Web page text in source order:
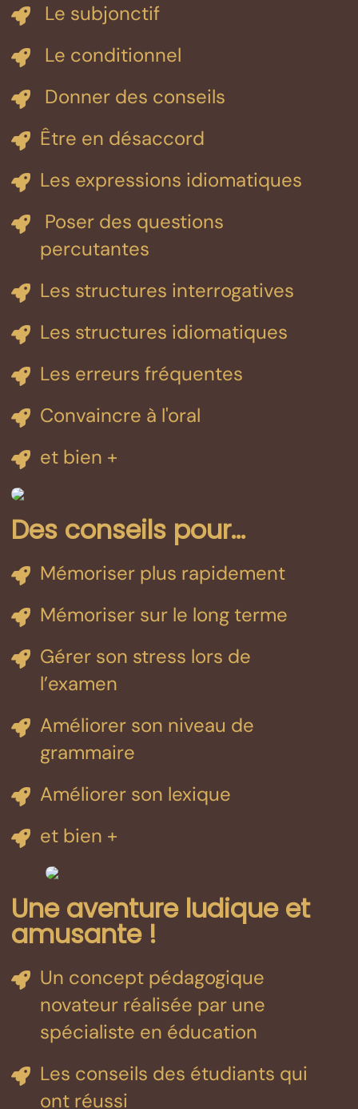
Le subjonctif
Le conditionnel
Donner des conseils
Être en désaccord
Les expressions idiomatiques
Poser des questions
percutantes
Les structures interrogatives
Les structures idiomatiques
Les erreurs fréquentes
Convaincre à l'oral
et bien +
Des conseils pour...
Mémoriser plus rapidement
Mémoriser sur le long terme
Gérer son stress lors de
l’examen
Améliorer son niveau de
grammaire
Améliorer son lexique
et bien +
Une aventure ludique et
amusante !
Un concept pédagogique
novateur réalisée par une
spécialiste en éducation
Les conseils des étudiants qui
ont réussi